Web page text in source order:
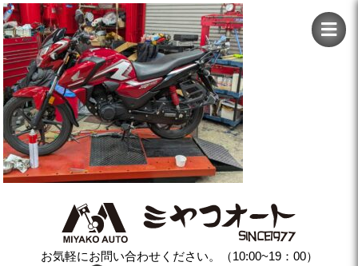
お気軽にお問い合わせください。（10:00~19：00）